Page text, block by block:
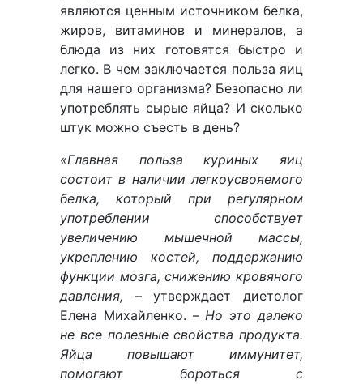
являются ценным источником белка,
жиров, витаминов и минералов, а
блюда из них готовятся быстро и
легко. В чем заключается польза яиц
для нашего организма? Безопасно ли
употреблять сырые яйца? И сколько
штук можно съесть в день?
«Главная польза куриных яиц
состоит в наличии легкоусвояемого
белка, который при регулярном
употреблении способствует
увеличению мышечной массы,
укреплению костей, поддержанию
функции мозга, снижению кровяного
давления, – утверждает диетолог
Елена Михайленко. –Но это далеко
не все полезные свойства продукта.
Яйца повышают иммунитет,
помогают бороться с